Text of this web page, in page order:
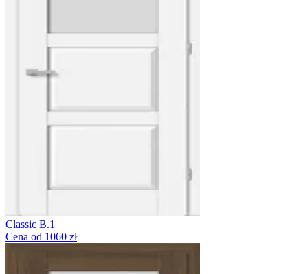
Classic B.1
Cena od 1060 zł